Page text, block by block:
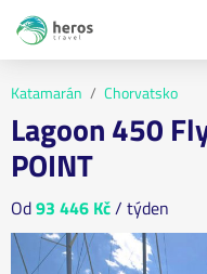
Katamarán Chorvatsko
Lagoon 450
POINT
Od93 446 Kč/ týden